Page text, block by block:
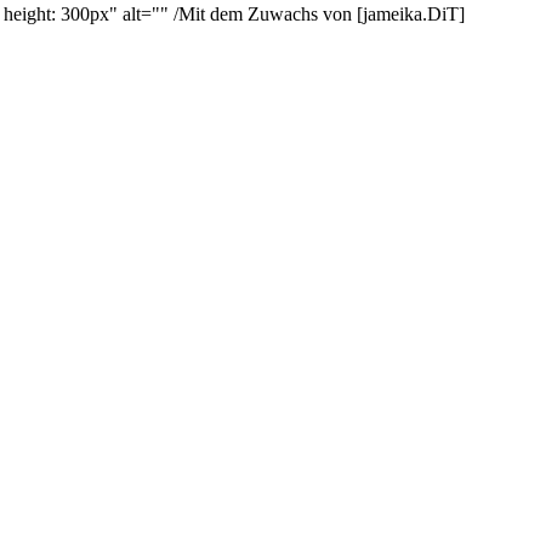
300px" alt="" /Mit dem Zuwachs von [jameika.DiT]